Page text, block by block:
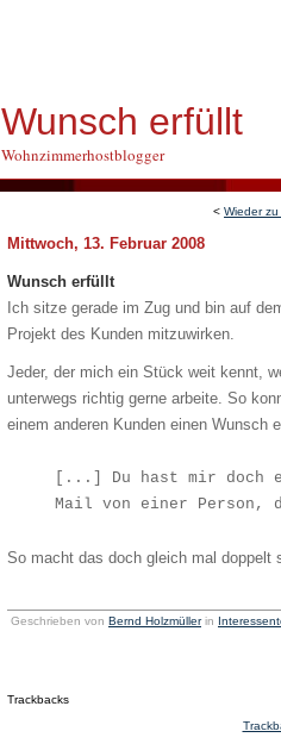
Wunsch erfüllt
Wohnzimmerhostblogger
< Wieder zu
Mittwoch, 13. Februar 2008
Wunsch erfüllt
Ich sitze gerade im Zug und bin auf
Projekt des Kunden mitzuwirken.
Jeder, der mich ein Stück weit kennt,
unterwegs richtig gerne arbeite. So
einem anderen Kunden einen Wunsch
[...] Du hast mir doch
Mail von einer Person,
So macht das doch gleich mal doppelt
Geschrieben von Bernd Holzmüllerin
Trackbacks